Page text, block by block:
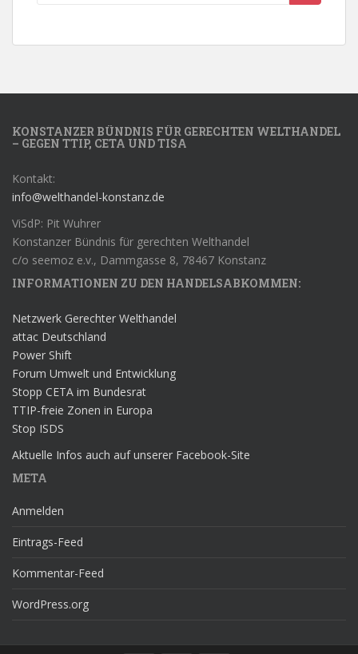
KONSTANZER BÜNDNIS FÜR GERECHTEN WELTHANDEL
– GEGEN TTIP, CETA UND TISA
Kontakt:
info@welthandel-konstanz.de
ViSdP: Pit Wuhrer
Konstanzer Bündnis für gerechten Welthandel
c/o seemoz e.v., Dammgasse 8, 78467 Konstanz
INFORMATIONEN ZU DEN HANDELSABKOMMEN:
Netzwerk Gerechter Welthandel
attac Deutschland
Power Shift
Forum Umwelt und Entwicklung
Stopp CETA im Bundesrat
TTIP-freie Zonen in Europa
Stop ISDS
Aktuelle Infos auch auf unserer Facebook-Site
META
Anmelden
Eintrags-Feed
Kommentar-Feed
WordPress.org